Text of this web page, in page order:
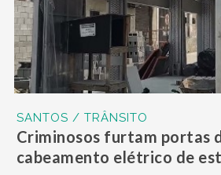
SANTOS / TRÂNSITO
Criminosos furtam portas
cabeamento elétrico de